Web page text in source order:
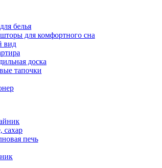
белья
для комфортного сна
вид
доска
тапочки
сахар
печь